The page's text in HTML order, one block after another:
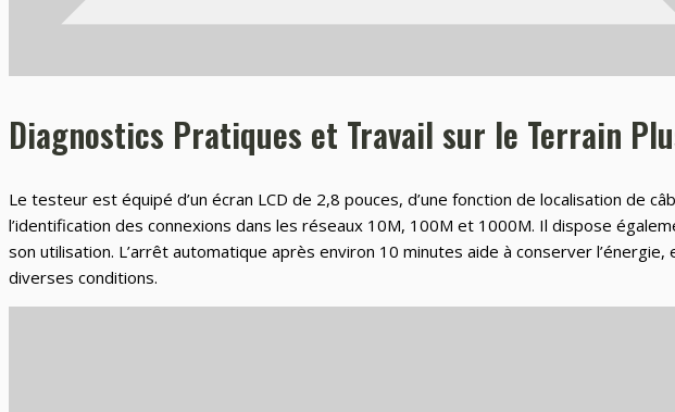
Diagnostics Pratiques et Travail sur le Terrain
Le testeur est équipé d’un écran LCD de 2,8 pouces, d’une fonction de localisation de
l’identification des connexions dans les réseaux 10M, 100M et 1000M. Il dispose
son utilisation. L’arrêt automatique après environ 10 minutes aide à conserver
diverses conditions.